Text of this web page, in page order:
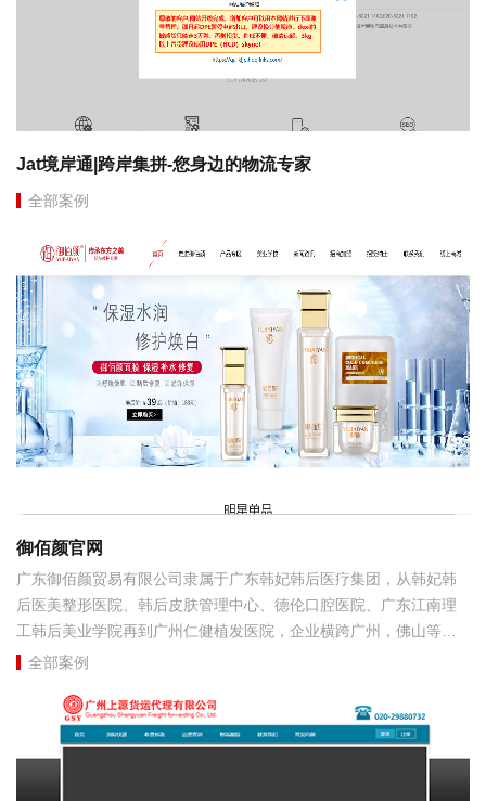
Jat境岸通|跨岸集拼-您身边的物流专家
全部案例
御佰颜官网
广东御佰颜贸易有限公司隶属于广东韩妃韩后医疗集团，从韩妃韩
后医美整形医院、韩后皮肤管理中心、德伦口腔医院、广东江南理
工韩后美业学院再到广州仁健植发医院，企业横跨广州，佛山等珠
三角区域，梦想遍地开花。御佰颜是广东韩妃韩后医疗集团历经20
全部案例